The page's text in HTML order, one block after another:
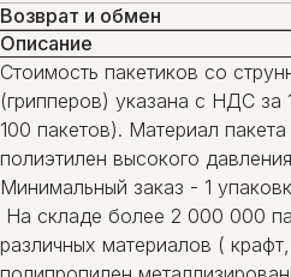
Возврат и обмен
Описание
Стоимость пакетиков со
(грипперов) указана с НДС за
100 пакетов). Материал
полиэтилен высокого
Минимальный заказ - 1
На складе более 2 000 000
различных материалов (